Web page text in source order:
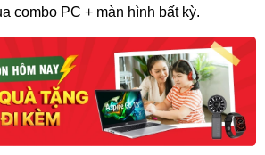
combo PC + màn hình bất kỳ.